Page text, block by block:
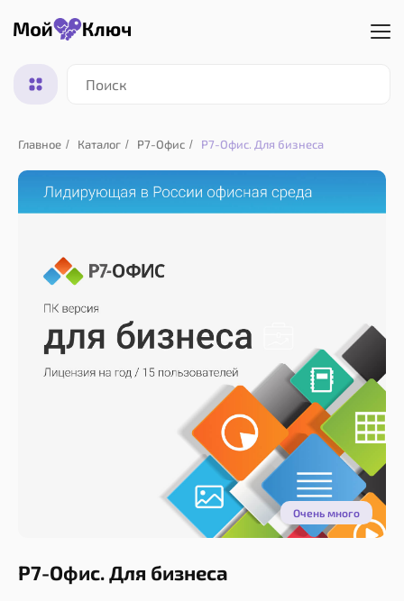
Главное / Каталог / Р7-Офис / Р7-Офис. Для бизнеса
Р7-Офис. Для бизнеса